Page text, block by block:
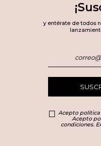
y entérate de todos
Acepto política
Acepto
condiciones.